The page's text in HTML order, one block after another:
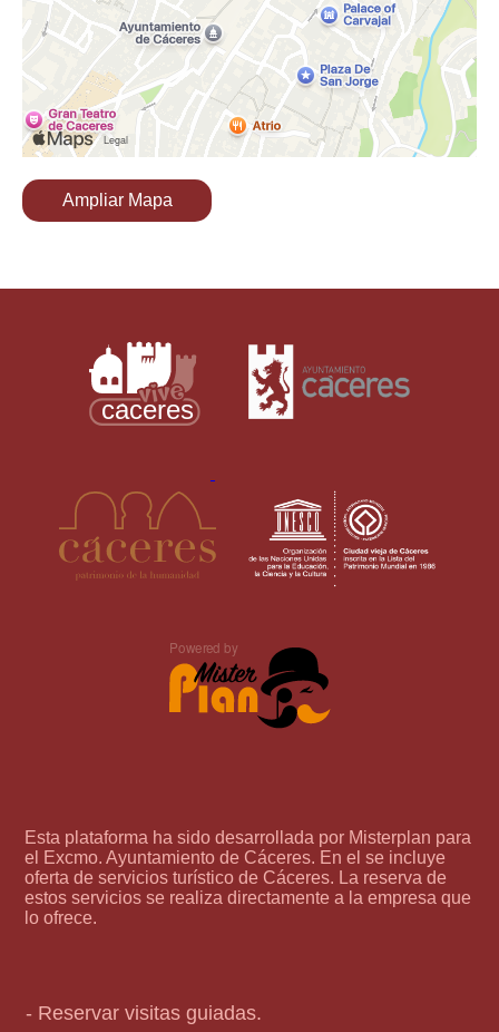
Ampliar Mapa
Esta plataforma ha sido desarrollada por Misterplan para
el Excmo. Ayuntamiento de Cáceres. En el se incluye
oferta de servicios turístico de Cáceres. La reserva de
estos servicios se realiza directamente a la empresa que
lo ofrece.
- Reservar visitas guiadas.